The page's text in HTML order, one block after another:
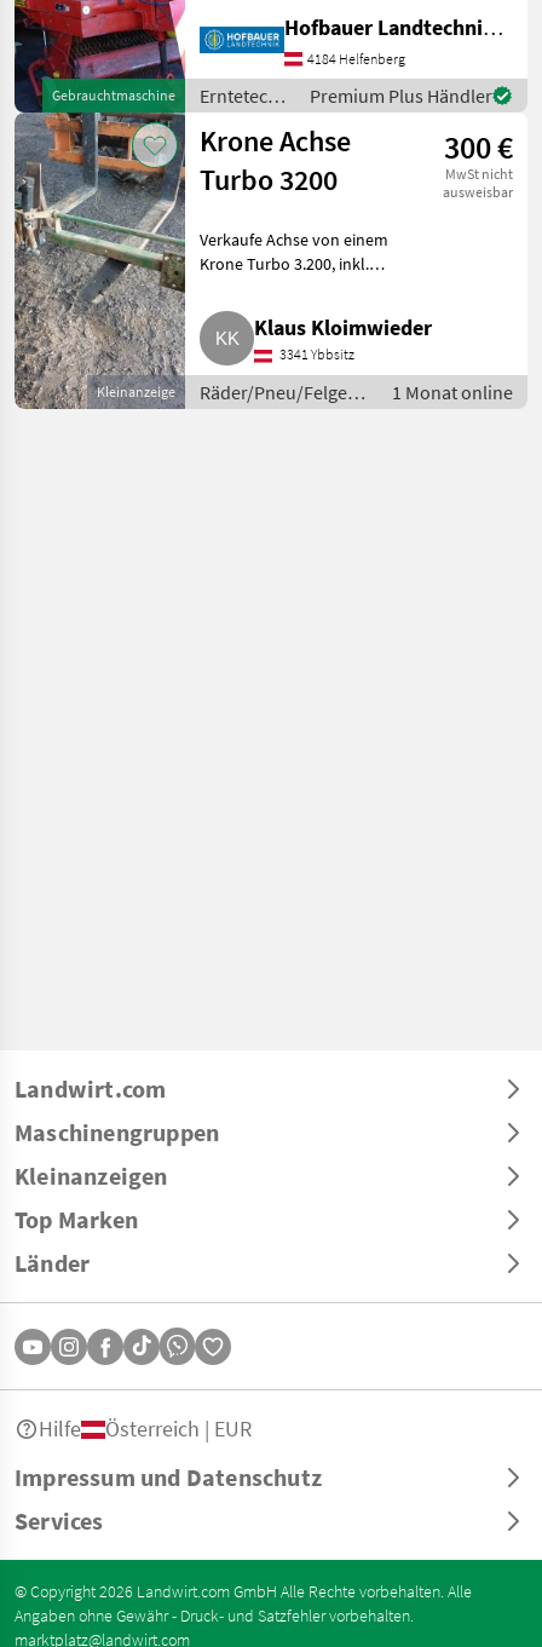
Gebrauchtmaschine
Fremdkörpersicherung,
Knickdeichsel, Kratzboden,
Messersicherung
Erntetechnik Grünland
Ladewagen
Hofbauer Landtechnik GmbH
4184 Helfenberg
Erntetechnik
Grünland /
Krone
Premium Plus Händler
Kleinanzeige
Krone Achse
Turbo 3200
300 €
MwSt nicht
ausweisbar
Verkaufe Achse von einem
Krone Turbo 3.200, inkl.
AM/NÖ. Räder/Pneu/Felgen
Sonstige Räder/Pneu/Felgen
Klaus Kloimwieder
3341 Ybbsitz
Räder/Pneu/Felgen /
Sonstige
1 Monat online
Landwirt.com
Maschinengruppen
Kleinanzeigen
Top Marken
Länder
Impressum und Datenschutz
Services
Hilfe Österreich | EUR
© Copyright 2026 Landwirt.com GmbH Alle Rechte vorbehalten. Alle
Angaben ohne Gewähr - Druck- und Satzfehler vorbehalten.
marktplatz@landwirt.com